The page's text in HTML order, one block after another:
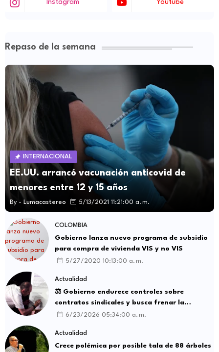
Instagram Youtube
Repaso de la semana
INTERNACIONAL
EE.UU. arrancó vacunación anticovid de
menores entre 12 y 15 años
By - Lumacastereo 5/13/2021 11:21:00 a. m.
COLOMBIA
Gobierno lanza nuevo programa de subsidio
para compra de vivienda VIS y no VIS
5/27/2020 10:13:00 a. m.
Actualidad
⚖️ Gobierno endurece controles sobre
contratos sindicales y busca frenar la
intermediación laboral ilegal
6/23/2026 05:34:00 a. m.
Actualidad
Crece polémica por posible tala de 88 árboles